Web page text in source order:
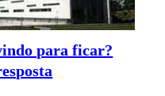
para ficar?